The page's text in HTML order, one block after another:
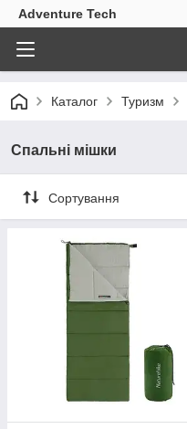
Adventure Tech
Каталог Туризм
Спальні мішки
Сортування